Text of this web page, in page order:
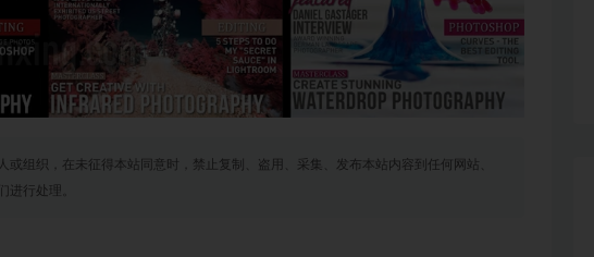
组织，在未征得本站同意时，禁止复制、盗用、采集、发布本站内容到任何网站、
进行处理。